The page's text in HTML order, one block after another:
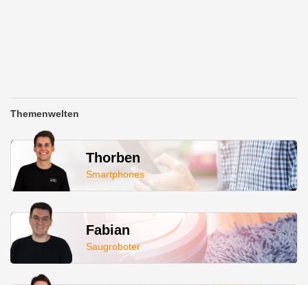
Themenwelten
Thorben
Smartphones
Fabian
Saugroboter